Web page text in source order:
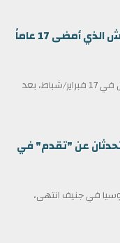
من هو طارق رحمن رئيس وزراء بنغلاديش الذي أمضى 17 عاماً
أدى طارق رحمن اليمين كرئيس وزراء لبنغلاديش في 17 فبراير/شباط، بعد
عن "تقدم" في
في جنيف انتهى،